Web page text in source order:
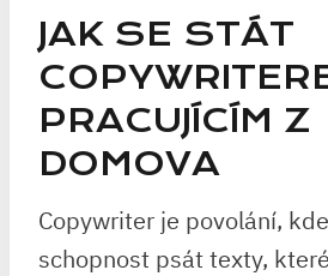
JAK SE STÁT
PRACUJÍCÍM Z
DOMOVA
Copywriter je povolání,
schopnost psát texty,